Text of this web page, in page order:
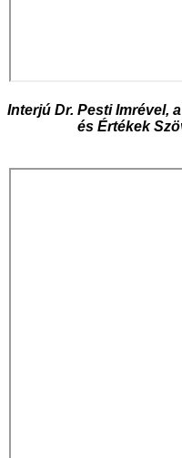
Interjú Dr. Pesti Imrével,
és Értékek